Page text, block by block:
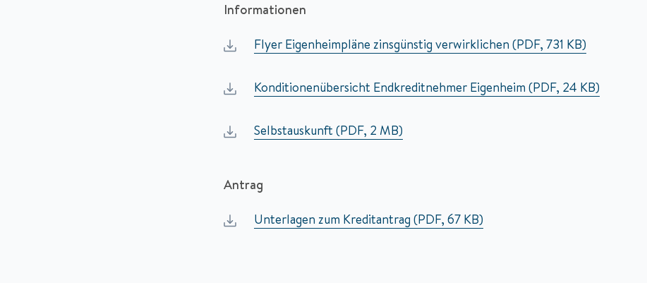
Informationen
Flyer Eigenheimpläne zinsgünstig verwirklichen (PDF, 731 KB)
Konditionenübersicht Endkreditnehmer Eigenheim (PDF, 24 KB)
Selbstauskunft (PDF, 2 MB)
Antrag
Unterlagen zum Kreditantrag (PDF, 67 KB)